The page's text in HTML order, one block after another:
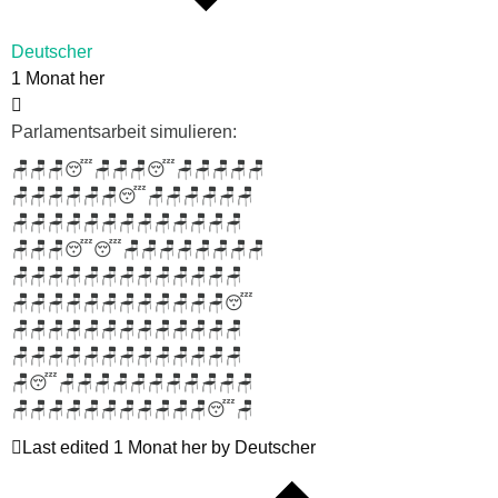
Deutscher
1 Monat her
Parlamentsarbeit simulieren:
🪑🪑🪑😴🪑🪑🪑😴🪑🪑🪑🪑🪑
🪑🪑🪑🪑🪑🪑😴🪑🪑🪑🪑🪑🪑
🪑🪑🪑🪑🪑🪑🪑🪑🪑🪑🪑🪑🪑
🪑🪑🪑😴😴🪑🪑🪑🪑🪑🪑🪑🪑
🪑🪑🪑🪑🪑🪑🪑🪑🪑🪑🪑🪑🪑
🪑🪑🪑🪑🪑🪑🪑🪑🪑🪑🪑🪑😴
🪑🪑🪑🪑🪑🪑🪑🪑🪑🪑🪑🪑🪑
🪑🪑🪑🪑🪑🪑🪑🪑🪑🪑🪑🪑🪑
🪑😴🪑🪑🪑🪑🪑🪑🪑🪑🪑🪑🪑
🪑🪑🪑🪑🪑🪑🪑🪑🪑🪑🪑😴🪑
Last edited 1 Monat her by Deutscher